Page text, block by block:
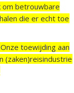
om betrouwbare
die er echt toe
toewijding aan
(zaken)reisindustrie